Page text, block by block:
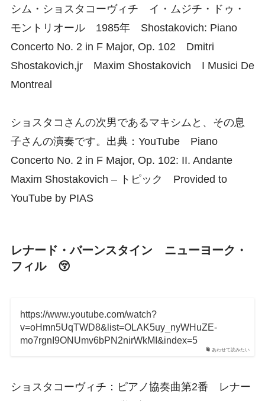
シム・ショスタコーヴィチ イ・ムジチ・ドゥ・
モントリオール 1985年 Shostakovich: Piano
Concerto No. 2 in F Major, Op. 102 Dmitri
Shostakovich,jr Maxim Shostakovich I Musici De
Montreal
ショスタコさんの次男であるマキシムと、その息
子さんの演奏です。出典：YouTube Piano
Concerto No. 2 in F Major, Op. 102: II. Andante
Maxim Shostakovich – トピック Provided to
YouTube by PIAS
レナード・バーンスタイン ニューヨーク・
フィル 😚
あわせて読みたい
https://www.youtube.com/watch?
v=oHmn5UqTWD8&list=OLAK5uy_nyWHuZE-
mo7rgnI9ONUmv6bPN2nirWkMI&index=5
ショスタコーヴィチ：ピアノ協奏曲第2番 レナー